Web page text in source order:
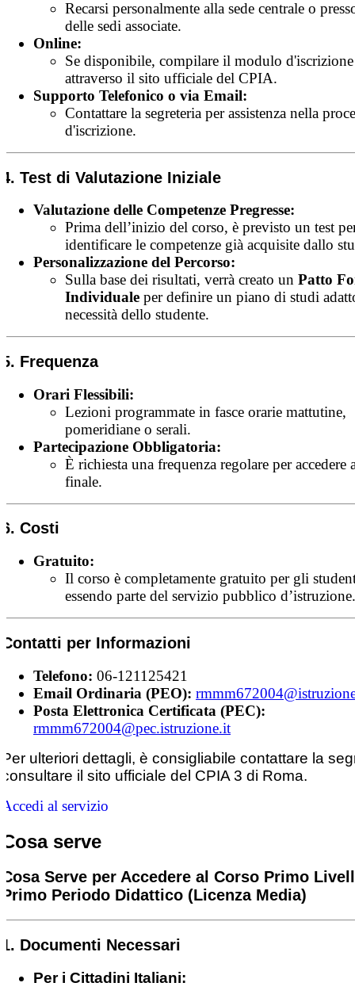
Recarsi personalmente alla sede centrale o
delle sedi associate.
Online:
Se disponibile, compilare il modulo
attraverso il sito ufficiale del CPIA.
Supporto Telefonico o via Email:
Contattare la segreteria per assistenza nella
d'iscrizione.
4. Test di Valutazione Iniziale
Valutazione delle Competenze Pregresse:
Prima dell’inizio del corso, è previsto un test
identificare le competenze già acquisite dallo
Personalizzazione del Percorso:
Sulla base dei risultati, verrà creato un Patto
Individuale per definire un piano di studi
necessità dello studente.
5. Frequenza
Orari Flessibili:
Lezioni programmate in fasce orarie mattutine,
pomeridiane o serali.
Partecipazione Obbligatoria:
È richiesta una frequenza regolare per accedere
finale.
6. Costi
Gratuito:
Il corso è completamente gratuito per gli
essendo parte del servizio pubblico d’istruzione.
Contatti per Informazioni
Telefono: 06-121125421
Email Ordinaria (PEO):
Posta Elettronica Certificata (PEC):
rmmm672004@pec.istruzione.it
Per ulteriori dettagli, è consigliabile contattare la
consultare il sito ufficiale del CPIA 3 di Roma.
Accedi al servizio
Cosa serve
Cosa Serve per Accedere al Corso Primo
Primo Periodo Didattico (Licenza Media)
1. Documenti Necessari
Per i Cittadini Italiani: